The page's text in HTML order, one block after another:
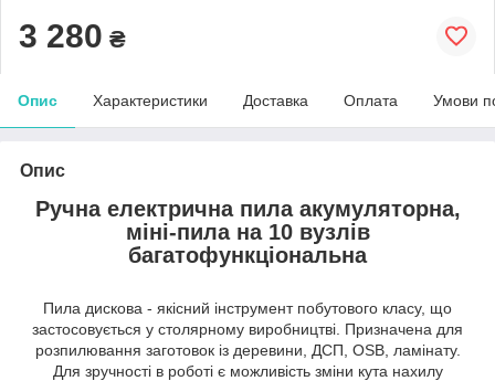
3 280 ₴
Опис Характеристики Доставка Оплата Умови
Опис
Ручна електрична пила акумуляторна,
міні-пила на 10 вузлів
багатофункціональна
Пила дискова - якісний інструмент побутового класу, що
застосовується у столярному виробництві. Призначена для
розпилювання заготовок із деревини, ДСП, OSB, ламінату.
Для зручності в роботі є можливість зміни кута нахилу